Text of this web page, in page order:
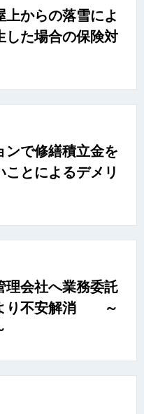
上からの落雪によ
した場合の保険対
ンで修繕積立金を
ことによるデメリ
理会社へ業務委託
り不安解消 ～